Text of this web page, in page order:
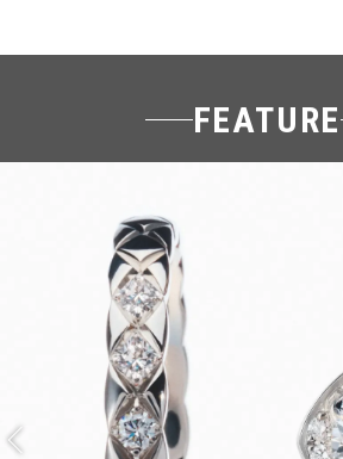
FEATURE